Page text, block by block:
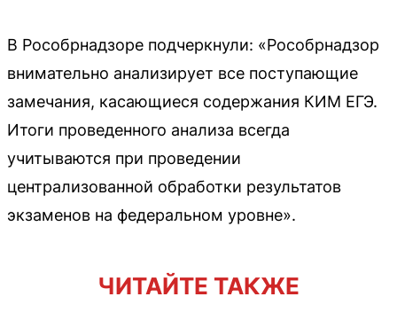
В Рособрнадзоре подчеркнули: «Рособрнадзор
внимательно анализирует все поступающие
замечания, касающиеся содержания КИМ ЕГЭ.
Итоги проведенного анализа всегда
учитываются при проведении
централизованной обработки результатов
экзаменов на федеральном уровне».
ЧИТАЙТЕ ТАКЖЕ